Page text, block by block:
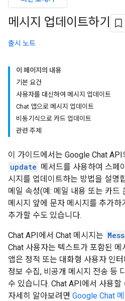
메시지 업데이트하기
출시 노트
이 페이지의 내용
기본 요건
사용자를 대신하여 메시지 업데이트
Chat 앱으로 메시지 업데이트
비동기식으로 카드 업데이트
관련 주제
이 가이드에서는 Google Chat API
update 메서드를 사용하여 스페
시지를 업데이트하는 방법을 설명
메일 속성(예: 메일 내용 또는 카드
메시지 앞에 문자 메시지를 추가
추가할 수도 있습니다.
Chat API에서 Chat 메시지는
Chat 사용자는 텍스트가 포함된
앱은 정적 또는 대화형 사용자 인
정보 수집, 비공개 메시지 전송 등
수 있습니다. Chat API에서 사용할
자세히 알아보려면 Google Chat